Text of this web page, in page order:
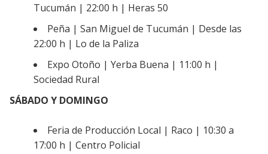
Tucumán | 22:00 h | Heras 50
Peña | San Miguel de Tucumán | Desde las
22:00 h | Lo de la Paliza
Expo Otoño | Yerba Buena | 11:00 h |
Sociedad Rural
SÁBADO Y DOMINGO
Feria de Producción Local | Raco | 10:30 a
17:00 h | Centro Policial